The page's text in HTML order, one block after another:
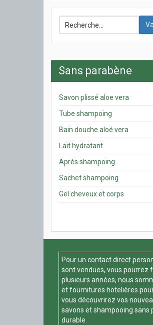
Sans parabène
Savon plissé aloe vera
Tube shampoing
Bain douche aloé vera
Lait hydratant
Après shampoing
Sachet shampoing
Gel cheveux et corps
Pour un contact direct
sont vendues, vous pourrez
plusieurs années, nous
et fournitures hotelières
vous découvrirez vos
savons et shampooing sans
durable.